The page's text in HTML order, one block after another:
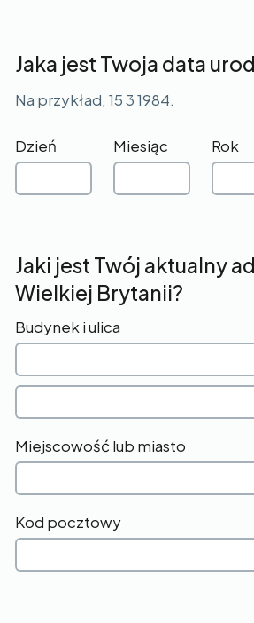
Jaka jest Twoja data
Na przykład, 15 3 1984.
Dzień Miesiąc Rok
Jaki jest Twój aktualny
Wielkiej Brytanii?
Budynek i ulica
Miejscowość lub miasto
Kod pocztowy